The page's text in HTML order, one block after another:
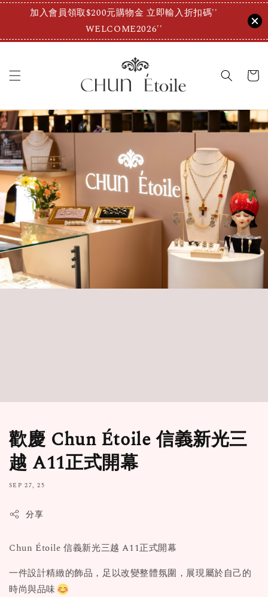
加入會員領取$200元購物金 立即輸入折扣碼''
WELCOME2026''
歡慶 Chun Étoile 信義新光三
越 A11正式開幕
SEP 27, 25
分享
Chun Étoile 信義新光三越 A11正式開幕
一件設計精緻的飾品，足以改變整體氛圍，展現屬於自己的
時尚與品味